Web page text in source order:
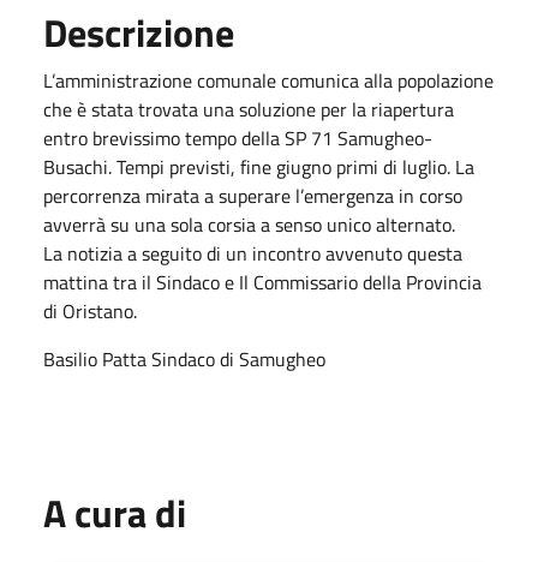
Descrizione
L’amministrazione comunale comunica alla popolazione
che è stata trovata una soluzione per la riapertura
entro brevissimo tempo della SP 71 Samugheo-
Busachi. Tempi previsti, fine giugno primi di luglio. La
percorrenza mirata a superare l’emergenza in corso
avverrà su una sola corsia a senso unico alternato.
La notizia a seguito di un incontro avvenuto questa
mattina tra il Sindaco e Il Commissario della Provincia
di Oristano.
Basilio Patta Sindaco di Samugheo
A cura di